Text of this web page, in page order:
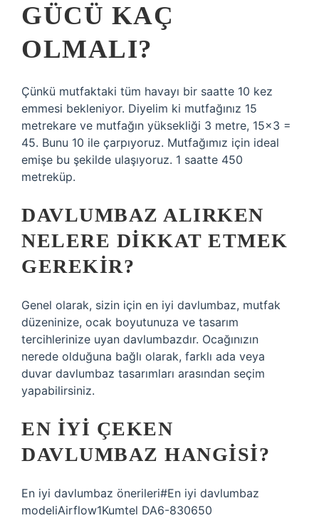
GÜCÜ KAÇ
OLMALI?
Çünkü mutfaktaki tüm havayı bir saatte 10 kez
emmesi bekleniyor. Diyelim ki mutfağınız 15
metrekare ve mutfağın yüksekliği 3 metre, 15×3 =
45. Bunu 10 ile çarpıyoruz. Mutfağımız için ideal
emişe bu şekilde ulaşıyoruz. 1 saatte 450
metreküp.
DAVLUMBAZ ALIRKEN
NELERE DIKKAT ETMEK
GEREKIR?
Genel olarak, sizin için en iyi davlumbaz, mutfak
düzeninize, ocak boyutunuza ve tasarım
tercihlerinize uyan davlumbazdır. Ocağınızın
nerede olduğuna bağlı olarak, farklı ada veya
duvar davlumbaz tasarımları arasından seçim
yapabilirsiniz.
EN IYI ÇEKEN
DAVLUMBAZ HANGISI?
En iyi davlumbaz önerileri#En iyi davlumbaz
modeliAirflow1Kumtel DA6-830650